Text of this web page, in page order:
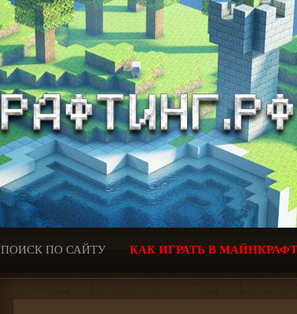
ПОИСК ПО САЙТУ КАК ИГРАТЬ В